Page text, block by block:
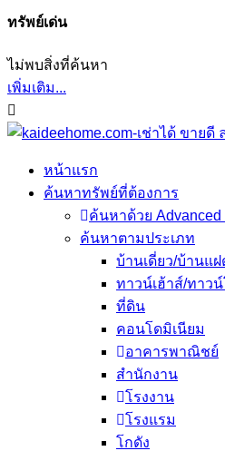
ทรัพย์เด่น
ไม่พบสิ่งที่ค้นหา
เพิ่มเติม...
หน้าแรก
ค้นหาทรัพย์ที่ต้องการ
ค้นหาด้วย Advanced
ค้นหาตามประเภท
บ้านเดี่ยว/บ้านแฝ
ทาวน์เฮ้าส์/ทาว
ที่ดิน
คอนโดมิเนียม
อาคารพาณิชย์
สำนักงาน
โรงงาน
โรงแรม
โกดัง